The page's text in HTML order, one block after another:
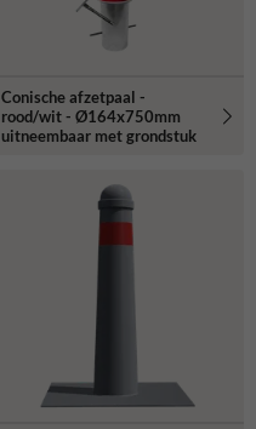
Conische afzetpaal -
rood/wit - Ø164x750mm
uitneembaar met grondstuk